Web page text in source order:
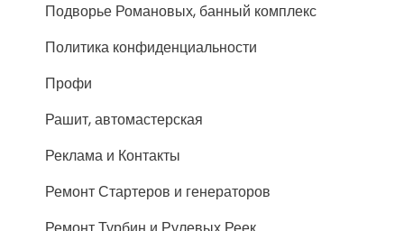
Подворье Романовых, банный комплекс
Политика конфиденциальности
Профи
Рашит, автомастерская
Реклама и Контакты
Ремонт Стартеров и генераторов